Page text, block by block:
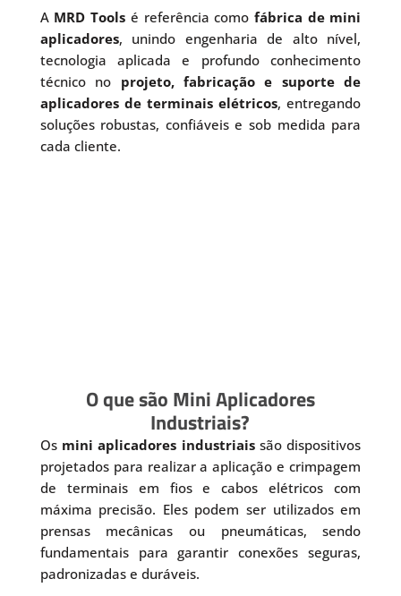
A MRD Tools é referência como fábrica de mini
aplicadores, unindo engenharia de alto nível,
tecnologia aplicada e profundo conhecimento
técnico no projeto, fabricação e suporte de
aplicadores de terminais elétricos, entregando
soluções robustas, confiáveis e sob medida para
cada cliente.
O que são Mini Aplicadores
Industriais?
Os mini aplicadores industriaissão dispositivos
projetados para realizar a aplicação e crimpagem
de terminais em fios e cabos elétricos com
máxima precisão. Eles podem ser utilizados em
prensas mecânicas ou pneumáticas, sendo
fundamentais para garantir conexões seguras,
padronizadas e duráveis.